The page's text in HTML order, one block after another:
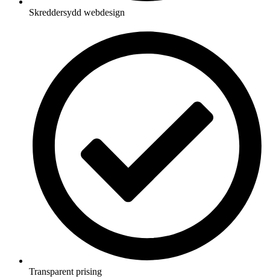
Skreddersydd webdesign
Transparent prising